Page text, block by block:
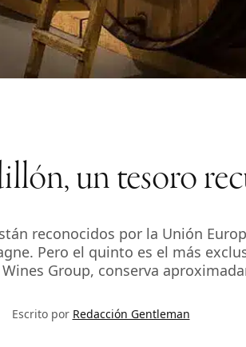
un tesoro
reconocidos por la Unión
Pero el quinto es el más
Wines Group, conserva
Escrito por Redacción Gentleman